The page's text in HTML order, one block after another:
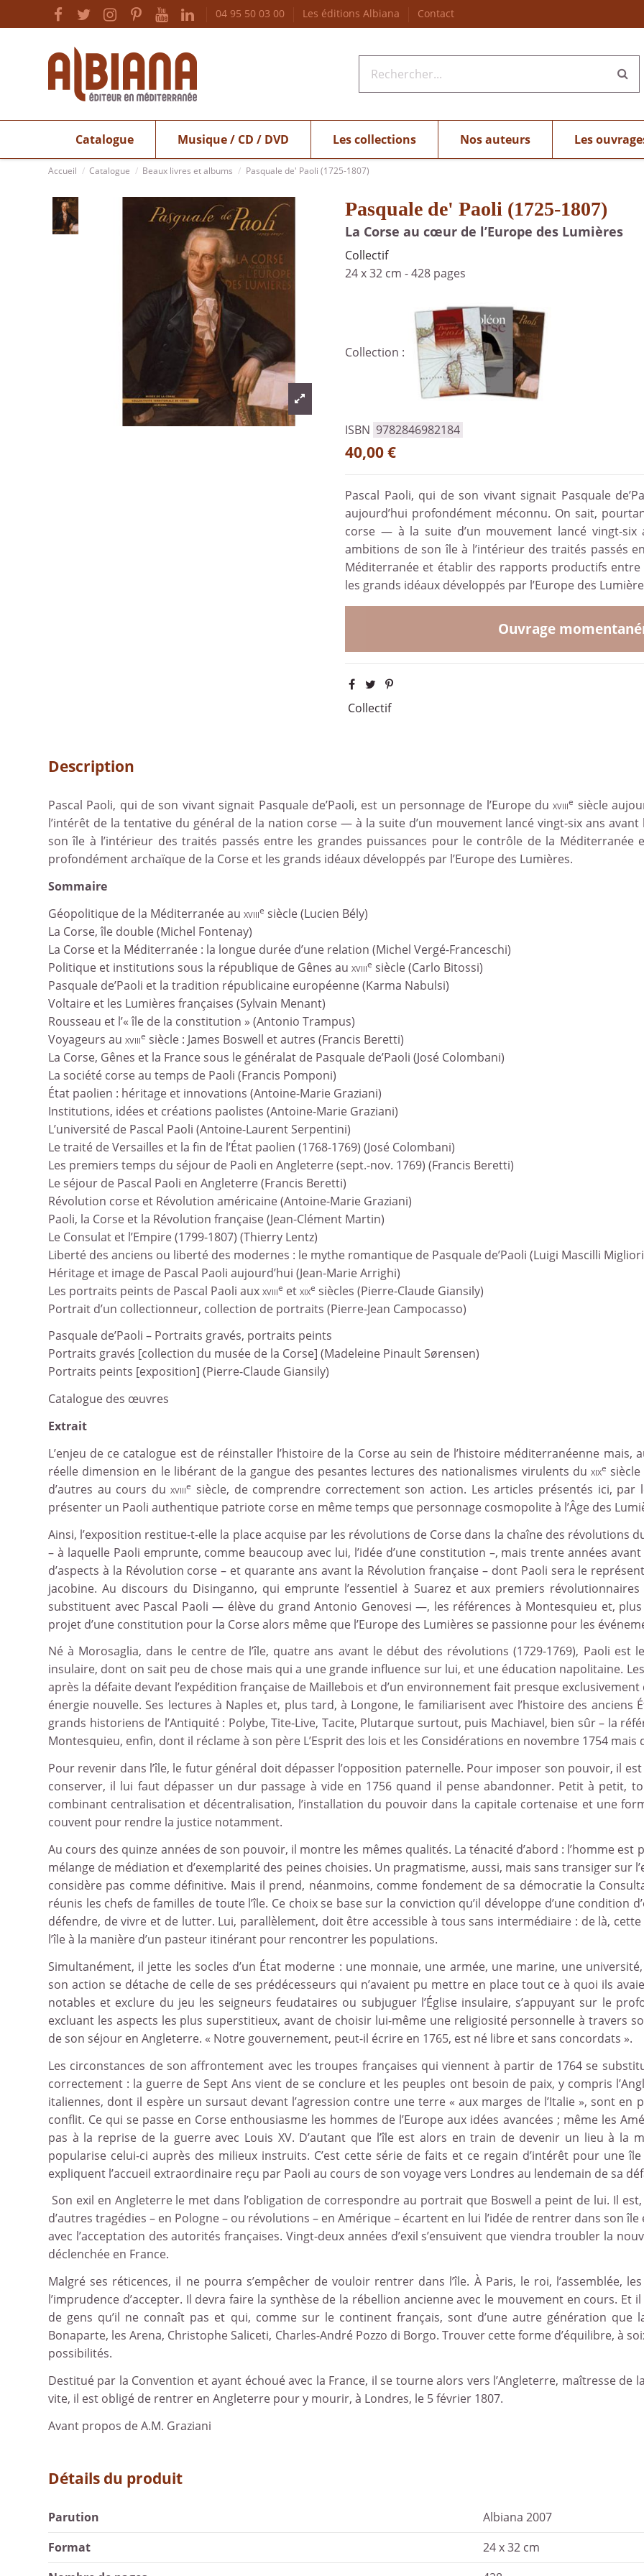
04 95 50 03 00 Les éditions Albiana Contact
Catalogue Musique / CD / DVD Les collections Nos auteurs Les
Accueil Catalogue Beaux livres et albums Pasquale de' Paoli (1725-1807)
Pasquale de' Paoli (1725-1807)
La Corse au cœur de l’Europe des Lumières
Collectif
24 x 32 cm -428 pages
Collection :
ISBN 9782846982184
40,00 €
Pascal Paoli, qui de son vivant signait Pasquale
aujourd’hui profondément méconnu. On sait,
corse — à la suite d’un mouvement lancé vingt-
ambitions de son île à l’intérieur des traités passés
Méditerranée et établir des rapports productifs
les grands idéaux développés par l’Europe des
Ouvrage
Collectif
Description
Pascal Paoli, qui de son vivant signait Pasquale de’Paoli, est un personnage de l’Europe duxviiie siècle
l’intérêt de la tentative du général de la nation corse — à la suite d’un mouvement lancé vingt-six ans
son île à l’intérieur des traités passés entre les grandes puissances pour le contrôle de la
profondément archaïque de la Corse et les grands idéaux développés par l’Europe des Lumières.
Sommaire
Géopolitique de la Méditerranée au xviiie siècle (Lucien Bély)
La Corse, île double (Michel Fontenay)
La Corse et la Méditerranée : la longue durée d’une relation (Michel Vergé-Franceschi)
Politique et institutions sous la république de Gênes au xviiie siècle (Carlo Bitossi)
Pasquale de’Paoli et la tradition républicaine européenne (Karma Nabulsi)
Voltaire et les Lumières françaises (Sylvain Menant)
Rousseau et l’« île de la constitution » (Antonio Trampus)
Voyageurs au xviiie siècle : James Boswell et autres (Francis Beretti)
La Corse, Gênes et la France sous le généralat de Pasquale de’Paoli (José Colombani)
La société corse au temps de Paoli (Francis Pomponi)
État paolien : héritage et innovations (Antoine-Marie Graziani)
Institutions, idées et créations paolistes (Antoine-Marie Graziani)
L’université de Pascal Paoli (Antoine-Laurent Serpentini)
Le traité de Versailles et la fin de l’État paolien (1768-1769) (José Colombani)
Les premiers temps du séjour de Paoli en Angleterre (sept.-nov. 1769) (Francis Beretti)
Le séjour de Pascal Paoli en Angleterre (Francis Beretti)
Révolution corse et Révolution américaine (Antoine-Marie Graziani)
Paoli, la Corse et la Révolution française (Jean-Clément Martin)
Le Consulat et l’Empire (1799-1807) (Thierry Lentz)
Liberté des anciens ou liberté des modernes : le mythe romantique de Pasquale de’Paoli (Luigi Mascilli
Héritage et image de Pascal Paoli aujourd’hui (Jean-Marie Arrighi)
Les portraits peints de Pascal Paoli auxxviiie etxixe siècles (Pierre-Claude Giansily)
Portrait d’un collectionneur, collection de portraits (Pierre-Jean Campocasso)
Pasquale de’Paoli – Portraits gravés, portraits peints
Portraits gravés [collection du musée de la Corse] (Madeleine Pinault Sørensen)
Portraits peints [exposition] (Pierre-Claude Giansily)
Catalogue des œuvres
Extrait
L’enjeu de ce catalogue est de réinstaller l’histoire de la Corse au sein de l’histoire méditerranéenne
réelle dimension en le libérant de la gangue des pesantes lectures des nationalismes virulents du xixe
d’autres au cours duxviiie siècle, de comprendre correctement son action. Les articles présentés ici,
présenter un Paoli authentique patriote corse en même temps que personnage cosmopolite à l’Âge des
Ainsi, l’exposition restitue-t-elle la place acquise par les révolutions de Corse dans la chaîne des révolutions
– à laquelle Paoli emprunte, comme beaucoup avec lui, l’idée d’une constitution –, mais trente années
d’aspects à la Révolution corse – et quarante ans avant la Révolution française – dont Paoli sera le
jacobine. Au discours du Disinganno, qui emprunte l’essentiel à Suarez et aux premiers
substituent avec Pascal Paoli — élève du grand Antonio Genovesi —, les références à Montesquieu et, plus
projet d’une constitution pour la Corse alors même que l’Europe des Lumières se passionne pour les
Né à Morosaglia, dans le centre de l’île, quatre ans avant le début des révolutions (1729-1769), Paoli
insulaire, dont on sait peu de chose mais qui a une grande influence sur lui, et une éducation napolitaine.
après la défaite devant l’expédition française de Maillebois et d’un environnement fait presque
énergie nouvelle. Ses lectures à Naples et, plus tard, à Longone, le familiarisent avec l’histoire des
grands historiens de l’Antiquité : Polybe, Tite-Live, Tacite, Plutarque surtout, puis Machiavel, bien sûr – la
Montesquieu, enfin, dont il réclame à son père L’Esprit des lois et les Considérations en novembre 1754
Pour revenir dans l’île, le futur général doit dépasser l’opposition paternelle. Pour imposer son pouvoir, il
conserver, il lui faut dépasser un dur passage à vide en 1756 quand il pense abandonner. Petit à petit,
combinant centralisation et décentralisation, l’installation du pouvoir dans la capitale cortenaise et une
couvent pour rendre la justice notamment.
Au cours des quinze années de son pouvoir, il montre les mêmes qualités. La ténacité d’abord : l’homme
mélange de médiation et d’exemplarité des peines choisies. Un pragmatisme, aussi, mais sans transiger sur
considère pas comme définitive. Mais il prend, néanmoins, comme fondement de sa démocratie la
réunis les chefs de familles de toute l’île. Ce choix se base sur la conviction qu’il développe d’une condition
défendre, de vivre et de lutter. Lui, parallèlement, doit être accessible à tous sans intermédiaire : de là,
l’île à la manière d’un pasteur itinérant pour rencontrer les populations.
Simultanément, il jette les socles d’un État moderne : une monnaie, une armée, une marine, une
son action se détache de celle de ses prédécesseurs qui n’avaient pu mettre en place tout ce à quoi ils
notables et exclure du jeu les seigneurs feudataires ou subjuguer l’Église insulaire, s’appuyant sur le
excluant les aspects les plus superstitieux, avant de choisir lui-même une religiosité personnelle à travers
de son séjour en Angleterre. « Notre gouvernement, peut-il écrire en 1765, est né libre et sans concordats ».
Les circonstances de son affrontement avec les troupes françaises qui viennent à partir de 1764 se
correctement : la guerre de Sept Ans vient de se conclure et les peuples ont besoin de paix, y compris
italiennes, dont il espère un sursaut devant l’agression contre une terre « aux marges de l’Italie », sont
conflit. Ce qui se passe en Corse enthousiasme les hommes de l’Europe aux idées avancées ; même les
pas à la reprise de la guerre avec Louis XV. D’autant que l’île est alors en train de devenir un lieu à la
popularise celui-ci auprès des milieux instruits. C’est cette série de faits et ce regain d’intérêt pour une
expliquent l’accueil extraordinaire reçu par Paoli au cours de son voyage vers Londres au lendemain de sa
Son exil en Angleterre le met dans l’obligation de correspondre au portrait que Boswell a peint de lui. Il
d’autres tragédies – en Pologne – ou révolutions – en Amérique – écartent en lui l’idée de rentrer dans son
avec l’acceptation des autorités françaises. Vingt-deux années d’exil s’ensuivent que viendra troubler la
déclenchée en France.
Malgré ses réticences, il ne pourra s’empêcher de vouloir rentrer dans l’île. À Paris, le roi, l’assemblée,
l’imprudence d’accepter. Il devra faire la synthèse de la rébellion ancienne avec le mouvement en cours.
de gens qu’il ne connaît pas et qui, comme sur le continent français, sont d’une autre génération que
Bonaparte, les Arena, Christophe Saliceti, Charles-André Pozzo di Borgo. Trouver cette forme d’équilibre, à
possibilités.
Destitué par la Convention et ayant échoué avec la France, il se tourne alors vers l’Angleterre, maîtresse de
vite, il est obligé de rentrer en Angleterre pour y mourir, à Londres, le 5 février 1807.
Avant propos de A.M. Graziani
Détails du produit
Parution
Albiana 2007
Format
24 x 32 cm